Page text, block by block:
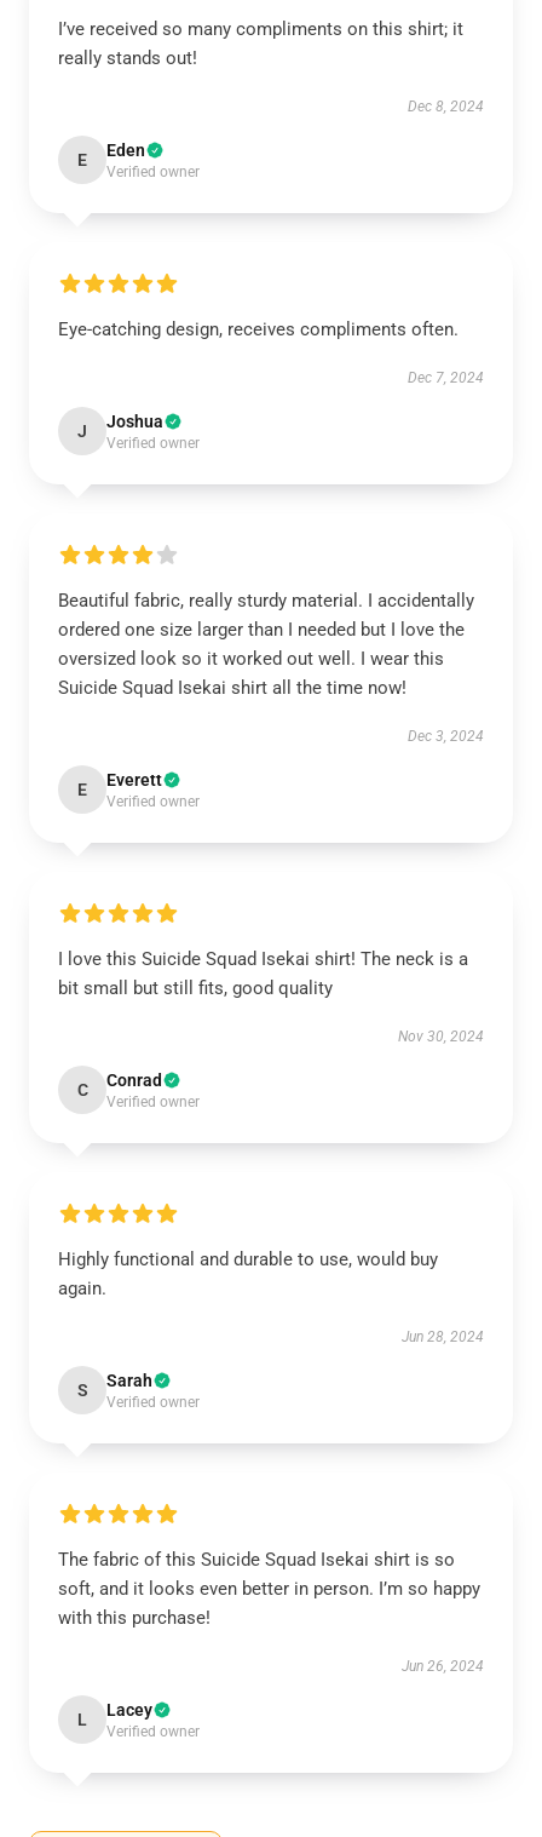
I’ve received so many compliments on this shirt; it
really stands out!
Dec 8, 2024
E Eden
Verified owner
Eye-catching design, receives compliments often.
Dec 7, 2024
J Joshua
Verified owner
Beautiful fabric, really sturdy material. I accidentally
ordered one size larger than I needed but I love the
oversized look so it worked out well. I wear this
Suicide Squad Isekai shirt all the time now!
Dec 3, 2024
E Everett
Verified owner
I love this Suicide Squad Isekai shirt! The neck is a
bit small but still fits, good quality
Nov 30, 2024
C Conrad
Verified owner
Highly functional and durable to use, would buy
again.
Jun 28, 2024
S Sarah
Verified owner
The fabric of this Suicide Squad Isekai shirt is so
soft, and it looks even better in person. I’m so happy
with this purchase!
Jun 26, 2024
L Lacey
Verified owner